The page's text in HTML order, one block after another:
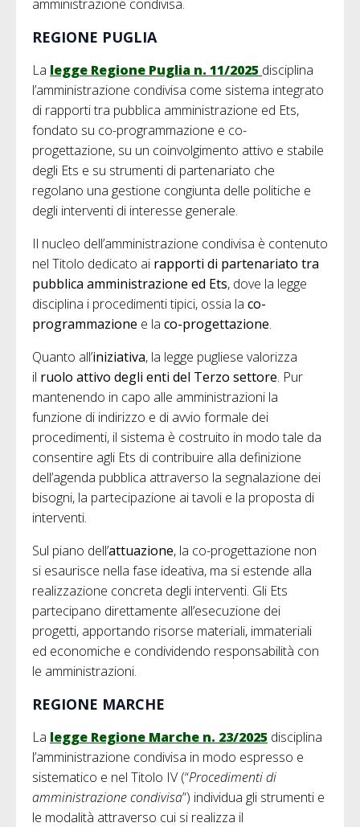
amministrazione condivisa.
REGIONE PUGLIA
La legge Regione Puglia n. 11/2025 disciplina
l’amministrazione condivisa come sistema integrato
di rapporti tra pubblica amministrazione ed Ets,
fondato su co-programmazione e co-
progettazione, su un coinvolgimento attivo e stabile
degli Ets e su strumenti di partenariato che
regolano una gestione congiunta delle politiche e
degli interventi di interesse generale.
Il nucleo dell’amministrazione condivisa è contenuto
nel Titolo dedicato ai rapporti di partenariato tra
pubblica amministrazione ed Ets, dove la legge
disciplina i procedimenti tipici, ossia la co-
programmazione e la co-progettazione.
Quanto all’iniziativa, la legge pugliese valorizza
il ruolo attivo degli enti del Terzo settore. Pur
mantenendo in capo alle amministrazioni la
funzione di indirizzo e di avvio formale dei
procedimenti, il sistema è costruito in modo tale da
consentire agli Ets di contribuire alla definizione
dell’agenda pubblica attraverso la segnalazione dei
bisogni, la partecipazione ai tavoli e la proposta di
interventi.
Sul piano dell’attuazione, la co-progettazione non
si esaurisce nella fase ideativa, ma si estende alla
realizzazione concreta degli interventi. Gli Ets
partecipano direttamente all’esecuzione dei
progetti, apportando risorse materiali, immateriali
ed economiche e condividendo responsabilità con
le amministrazioni.
REGIONE MARCHE
La legge Regione Marche n. 23/2025 disciplina
l’amministrazione condivisa in modo espresso e
sistematico e nel Titolo IV (“Procedimenti di
amministrazione condivisa”) individua gli strumenti e
le modalità attraverso cui si realizza il